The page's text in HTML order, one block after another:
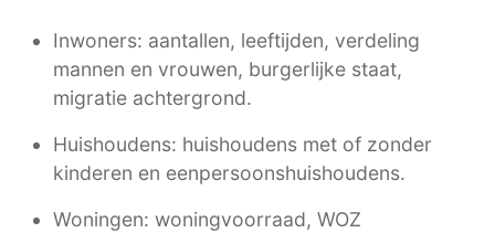
Inwoners: aantallen, leeftijden, verdeling
mannen en vrouwen, burgerlijke staat,
migratie achtergrond.
Huishoudens: huishoudens met of zonder
kinderen en eenpersoonshuishoudens.
Woningen: woningvoorraad, WOZ